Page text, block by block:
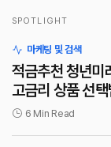
SPOTLIGHT
마케팅 및 검색
적금추천 청년미
고금리 상품 선
6 Min Read